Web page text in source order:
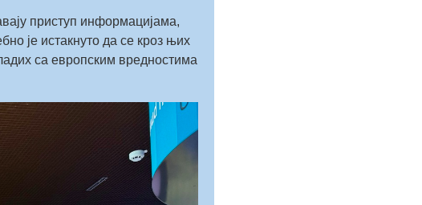
приступ информацијама,
је истакнуто да се кроз њих
са европским вредностима